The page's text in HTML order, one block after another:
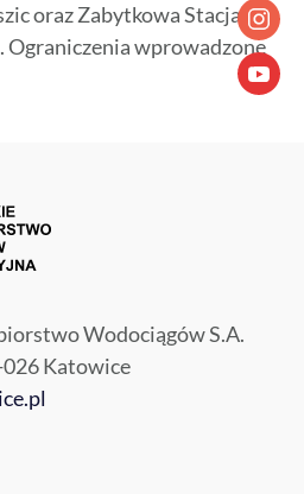
oraz Zabytkowa Stacja
Ograniczenia wprowadzone
Wodociągów S.A.
Katowice